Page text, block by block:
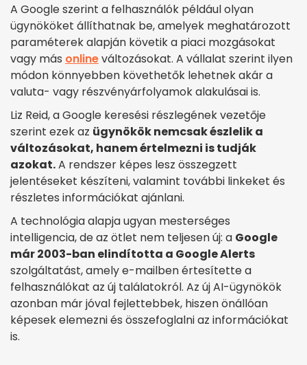
A Google szerint a felhasználók például olyan
ügynököket állíthatnak be, amelyek meghatározott
paraméterek alapján követik a piaci mozgásokat
vagy más onlineváltozásokat. A vállalat szerint ilyen
módon könnyebben követhetők lehetnek akár a
valuta- vagy részvényárfolyamok alakulásai is.
Liz Reid, a Google keresési részlegének vezetője
szerint ezek az ügynökök nemcsak észlelik a
változásokat, hanem értelmezni is tudják
azokat.A rendszer képes lesz összegzett
jelentéseket készíteni, valamint további linkeket és
részletes információkat ajánlani.
A technológia alapja ugyan mesterséges
intelligencia, de az ötlet nem teljesen új: a Google
már 2003-ban elindította a Google Alerts
szolgáltatást, amely e-mailben értesítette a
felhasználókat az új találatokról. Az új AI-ügynökök
azonban már jóval fejlettebbek, hiszen önállóan
képesek elemezni és összefoglalni az információkat
is.